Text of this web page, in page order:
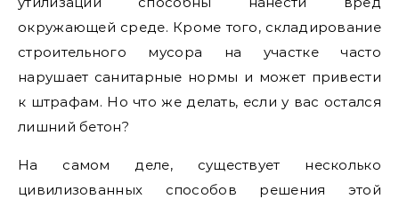
окружающей среде. Кроме того, складирование
строительного мусора на участке часто
нарушает санитарные нормы и может привести
к штрафам. Но что же делать, если у вас остался
лишний бетон?
На самом деле, существует несколько
цивилизованных способов решения этой